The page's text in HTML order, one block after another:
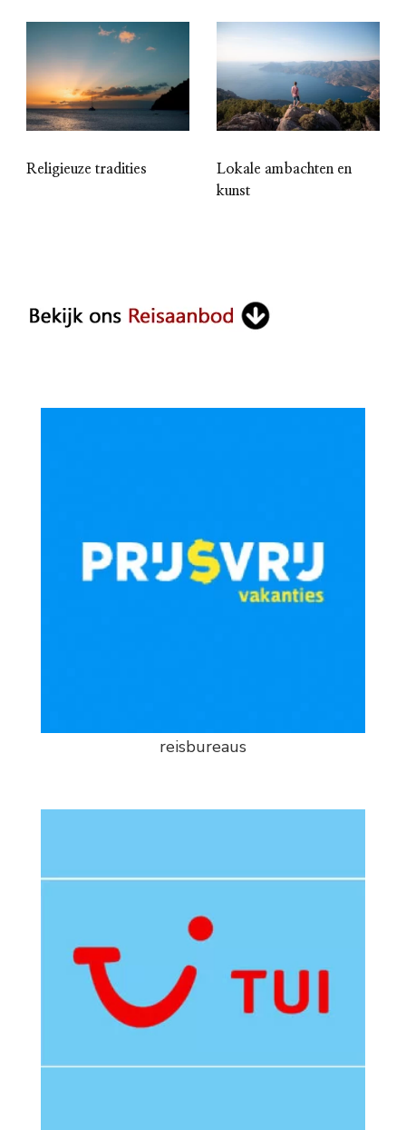
Religieuze tradities
Lokale ambachten en
kunst
reisbureaus